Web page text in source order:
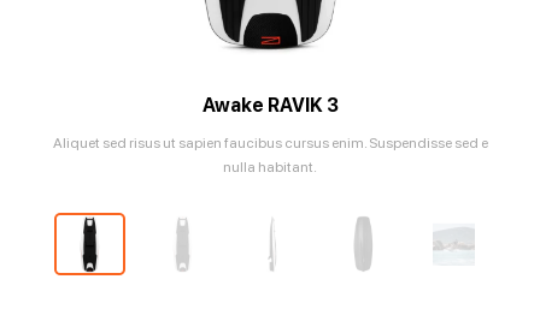
Awake RAVIK 3
Aliquet sed risus ut sapien faucibus cursus enim. Suspendisse sed e
nulla habitant.